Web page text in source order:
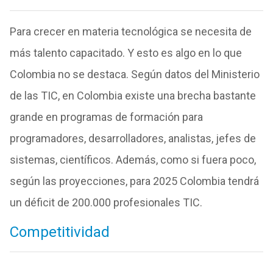
Para crecer en materia tecnológica se necesita de
más talento capacitado. Y esto es algo en lo que
Colombia no se destaca. Según datos del Ministerio
de las TIC, en Colombia existe una brecha bastante
grande en programas de formación para
programadores, desarrolladores, analistas, jefes de
sistemas, científicos. Además, como si fuera poco,
según las proyecciones, para 2025 Colombia tendrá
un déficit de 200.000 profesionales TIC.
Competitividad